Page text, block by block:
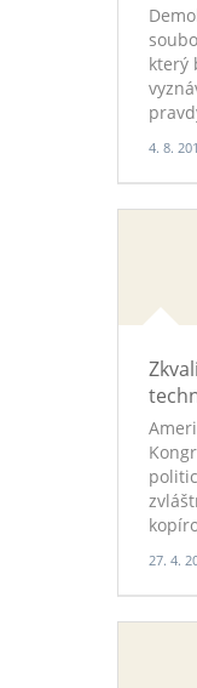
který
však
platit
4. 8.
Do
zářez
totiž
27. 4.